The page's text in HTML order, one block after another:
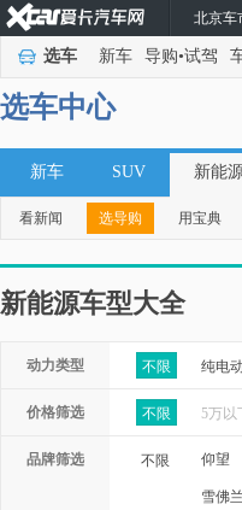
北京车
选车 新车 导购•试驾
选车中心
新车 SUV 新能
看新闻 选导购 用宝典
新能源车型大全
动力类型 不限 纯电
价格筛选 不限 5万以
品牌筛选 不限 仰望
雪佛兰